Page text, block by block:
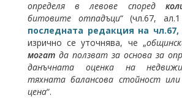
определя в левове според
битовите отпадъци“ (чл.67,
последната редакция на
изрично се уточнява, че „
могат да ползват за основа за
данъчната оценка на
тяхната балансова стойност
цена“.